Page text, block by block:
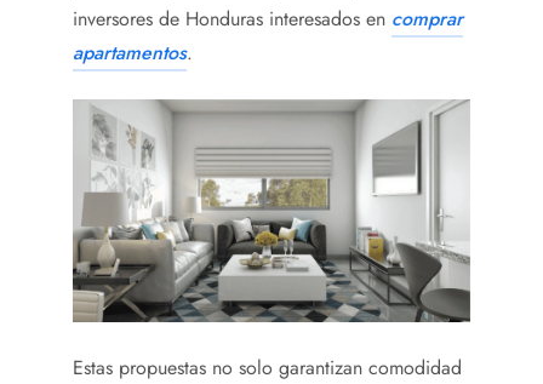
inversores de Honduras interesados en comprar
apartamentos.
Estas propuestas no solo garantizan comodidad